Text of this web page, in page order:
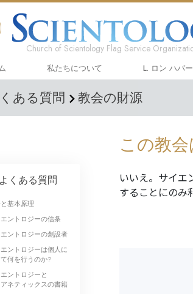
Church of Scientology Flag Service
私たちについて L. ロン ハバ
ある質問 教会の財源
この教
いいえ。サイエ
することにのみ
よくある質問
基本原理
ントロジーの信条
ントロジーの創設者
ントロジーは個人に
何を行うのか?
ントロジーと
ネティックスの書籍